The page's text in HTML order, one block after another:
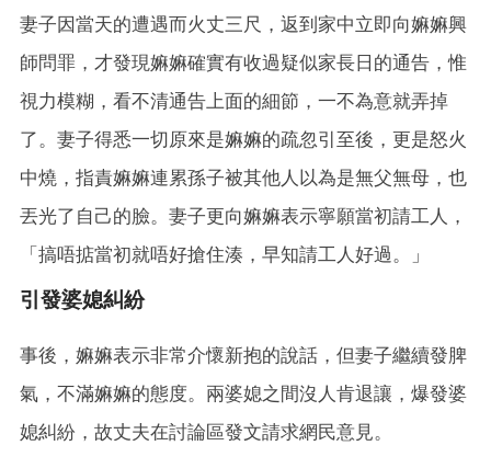
妻子因當天的遭遇而火丈三尺，返到家中立即向嫲嫲興
師問罪，才發現嫲嫲確實有收過疑似家長日的通告，惟
視力模糊，看不清通告上面的細節，一不為意就弄掉
了。妻子得悉一切原來是嫲嫲的疏忽引至後，更是怒火
中燒，指責嫲嫲連累孫子被其他人以為是無父無母，也
丟光了自己的臉。妻子更向嫲嫲表示寧願當初請工人，
「搞唔掂當初就唔好搶住湊，早知請工人好過。」
引發婆媳糾紛
事後，嫲嫲表示非常介懷新抱的說話，但妻子繼續發脾
氣，不滿嫲嫲的態度。兩婆媳之間沒人肯退讓，爆發婆
媳糾紛，故丈夫在討論區發文請求網民意見。